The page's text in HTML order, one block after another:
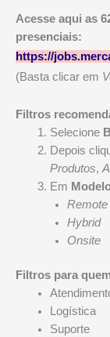
Acesse aqui as
presenciais:
https://
(Basta clicar em
Filtros
Selecione
Depois
Produtos,
Em
Remote
Hybrid
Onsite
Filtros para
Logística
Suporte